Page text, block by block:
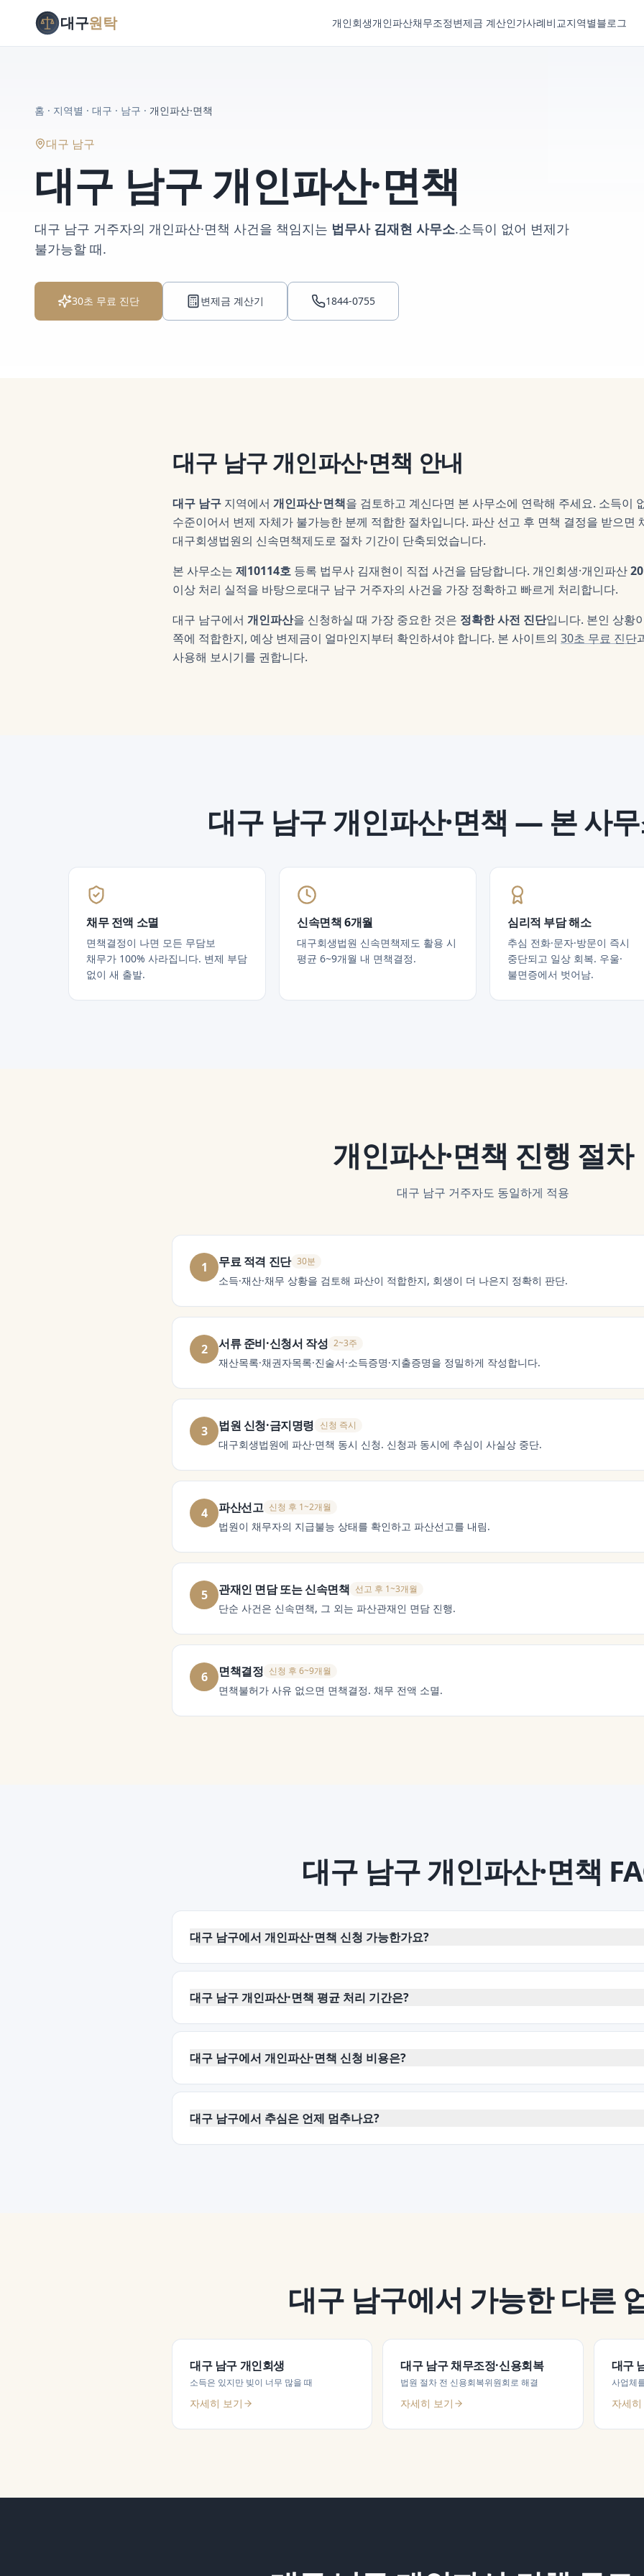
대구원탁 개인회생개인파산채무조정변제금 계산인가사례비교지역별블로그
홈 · 지역별 · 대구 · 남구 · 개인파산·면책
대구 남구
대구 남구개인파산·면책
대구 남구 거주자의 개인파산·면책 사건을 책임지는 법무사 김재현 사무소.소득이 없어 변제가
불가능할 때.
30초 무료 진단 변제금 계산기 1844-0755
대구 남구개인파산·면책 안내
대구 남구 지역에서 개인파산·면책을 검토하고 계신다면 본 사무소에 연락해 주세요. 소득이
수준이어서 변제 자체가 불가능한 분께 적합한 절차입니다. 파산 선고 후 면책 결정을 받으면
대구회생법원의 신속면책제도로 절차 기간이 단축되었습니다.
본 사무소는 제10114호 등록 법무사 김재현이 직접 사건을 담당합니다. 개인회생·개인파산
이상 처리 실적을 바탕으로대구 남구 거주자의 사건을 가장 정확하고 빠르게 처리합니다.
대구 남구에서 개인파산을 신청하실 때 가장 중요한 것은 정확한 사전 진단입니다. 본인 상황
쪽에 적합한지, 예상 변제금이 얼마인지부터 확인하셔야 합니다. 본 사이트의 30초 무료 진단
사용해 보시기를 권합니다.
대구 남구개인파산·면책 — 본 사
채무 전액 소멸
면책결정이 나면 모든 무담보
채무가 100% 사라집니다. 변제 부담
없이 새 출발.
신속면책 6개월
대구회생법원 신속면책제도 활용 시
평균 6~9개월 내 면책결정.
심리적 부담 해소
추심 전화·문자·방문이 즉시
중단되고 일상 회복. 우울·
불면증에서 벗어남.
개인파산·면책 진행 절차
대구 남구 거주자도 동일하게 적용
1 무료 적격 진단 30분
소득·재산·채무 상황을 검토해 파산이 적합한지, 회생이 더 나은지 정확히 판단.
2 서류 준비·신청서 작성 2~3주
재산목록·채권자목록·진술서·소득증명·지출증명을 정밀하게 작성합니다.
3 법원 신청·금지명령 신청 즉시
대구회생법원에 파산·면책 동시 신청. 신청과 동시에 추심이 사실상 중단.
4 파산선고 신청 후 1~2개월
법원이 채무자의 지급불능 상태를 확인하고 파산선고를 내림.
5 관재인 면담 또는 신속면책 선고 후 1~3개월
단순 사건은 신속면책, 그 외는 파산관재인 면담 진행.
6 면책결정 신청 후 6~9개월
면책불허가 사유 없으면 면책결정. 채무 전액 소멸.
대구 남구개인파산·면책
대구 남구에서 개인파산·면책 신청 가능한가요?
대구 남구 개인파산·면책 평균 처리 기간은?
대구 남구에서 개인파산·면책 신청 비용은?
대구 남구에서 추심은 언제 멈추나요?
대구 남구에서 가능한 다른
대구 남구개인회생
소득은 있지만 빚이 너무 많을 때
자세히 보기
대구 남구채무조정·신용회복
법원 절차 전 신용회복위원회로 해결
자세히 보기
대구
사업체
자세